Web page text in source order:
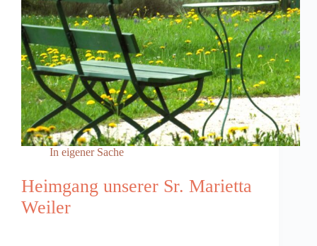
In eigener Sache
Heimgang unserer Sr. Marietta
Weiler